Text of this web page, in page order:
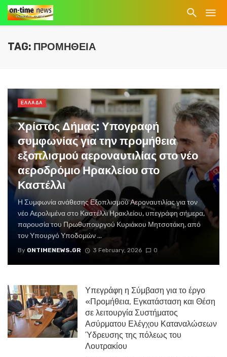
TAG: ΠΡΟΜΗΘΕΙΑ
Χρίστος Δήμας: Υπογραφή
συμφωνίας για την προμήθεια
εξοπλισμού αεροναυτιλίας στο νέο
αεροδρόμιο Ηρακλείου στο
Καστέλλι
Η Συμφωνία ανάθεσης Εξοπλισμού Αεροναυτιλίας για τον
νέο Αερολιμένα στο Καστέλλι Ηρακλείου, υπεγράφη σήμερα,
παρουσία του Πρωθυπουργού Κυριάκου Μητσοτάκη, από
τον Υπουργό Υποδομών ...
By ONTIMENEWS.GR 3 February, 2026 0
ΕΛΛΑΔΑ
Υπεγράφη η Σύμβαση για το έργο
«Προμήθεια, Εγκατάσταση και Θέση
σε λειτουργία Συστήματος
Ασύρματου Ελέγχου Καταναλώσεων
Ύδρευσης της πόλεως του
Λουτρακίου